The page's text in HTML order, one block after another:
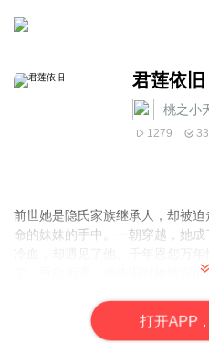
君莲依旧
桃之小
1279 33
前世她是隐氏家族继承人，却被
命的妹妹的手中。一朝穿越，她
尘。再次相遇，他依旧对她情深
打开APP